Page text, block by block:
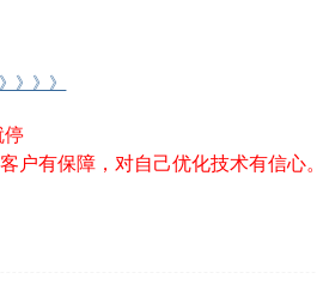
》》》》
停
户有保障，对自己优化技术有信心。